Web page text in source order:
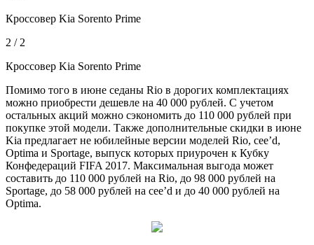
Кроссовер Kia Sorento Prime
2 / 2
Кроссовер Kia Sorento Prime
Помимо того в июне седаны Rio в дорогих комплектациях
можно приобрести дешевле на 40 000 рублей. С учетом
остальных акций можно сэкономить до 110 000 рублей при
покупке этой модели. Также дополнительные скидки в июне
Kia предлагает не юбилейные версии моделей Rio, cee’d,
Optima и Sportage, выпуск которых приурочен к Кубку
Конфедераций FIFA 2017. Максимальная выгода может
составить до 110 000 рублей на Rio, до 98 000 рублей на
Sportage, до 58 000 рублей на cee’d и до 40 000 рублей на
Optima.